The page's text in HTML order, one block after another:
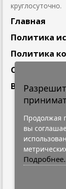
круглосуточно.
Главная
Политика
Политика
Вакансии
Продолжая
вы